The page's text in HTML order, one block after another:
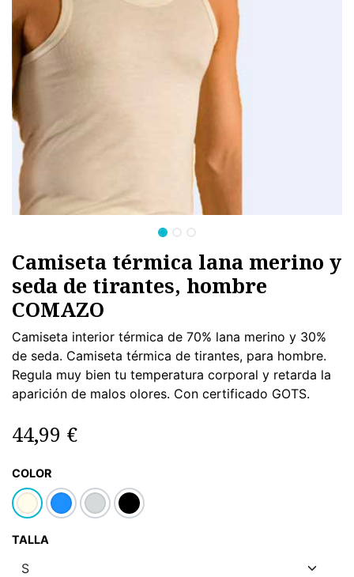
Camiseta térmica lana merino y
seda de tirantes, hombre
COMAZO
Camiseta interior térmica de 70% lana merino y 30%
de seda. Camiseta térmica de tirantes, para hombre.
Regula muy bien tu temperatura corporal y retarda la
aparición de malos olores. Con certificado GOTS.
44,99 €
COLOR
TALLA